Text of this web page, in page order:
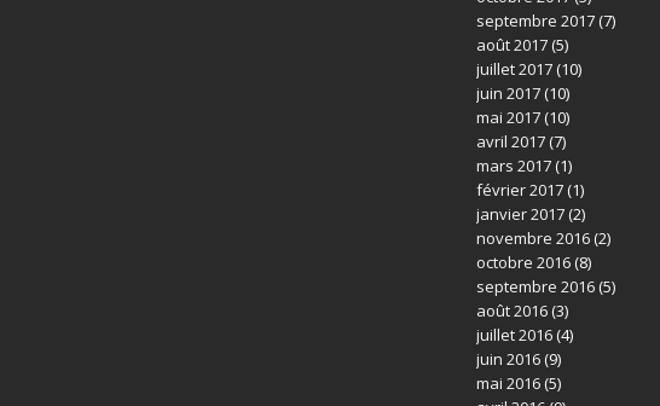
septembre 2017(7)
août 2017(5)
juillet 2017(10)
juin 2017(10)
mai 2017(10)
avril 2017(7)
mars 2017(1)
février 2017(1)
janvier 2017(2)
novembre 2016(2)
octobre 2016(8)
septembre 2016(5)
août 2016(3)
juillet 2016(4)
juin 2016(9)
mai 2016(5)